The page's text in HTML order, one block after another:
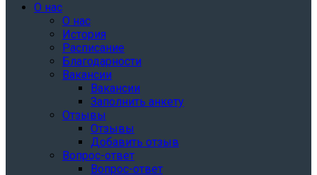
О нас
О нас
История
Расписание
Благодарности
Вакансии
Вакансии
Заполнить анкету
Отзывы
Отзывы
Добавить отзыв
Вопрос-ответ
Вопрос-ответ